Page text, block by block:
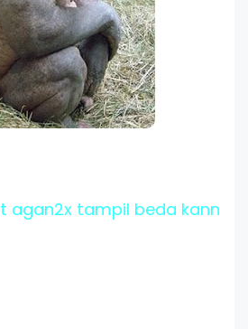
agan2x tampil beda kann